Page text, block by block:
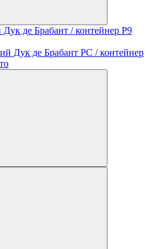
де Брабант / контейнер P9